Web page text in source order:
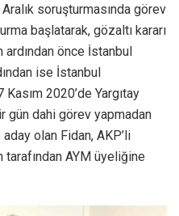
soruşturmasında görev
başlatarak, gözaltı kararı
önce İstanbul
ise İstanbul
Kasım 2020’de Yargıtay
gün dahi görev yapmadan
olan Fidan, AKP’li
tarafından AYM üyeliğine